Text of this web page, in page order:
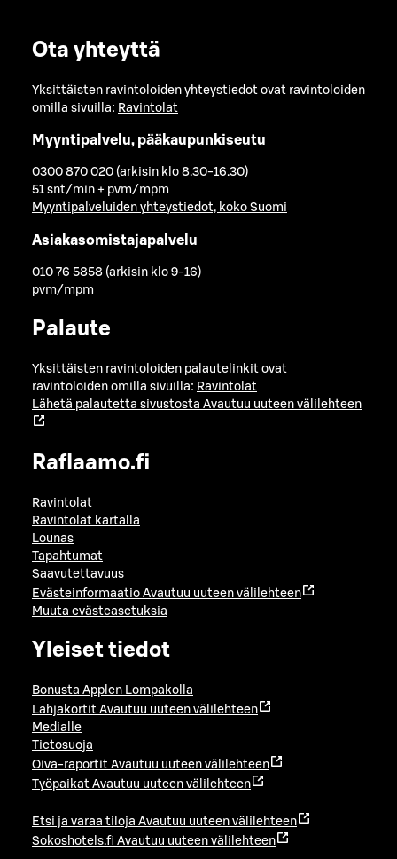
Ota yhteyttä
Yksittäisten ravintoloiden yhteystiedot ovat ravintoloiden
omilla sivuilla: Ravintolat
Myyntipalvelu, pääkaupunkiseutu
0300 870 020 (arkisin klo 8.30-16.30)
51 snt/min + pvm/mpm
Myyntipalveluiden yhteystiedot, koko Suomi
Asiakasomistajapalvelu
010 76 5858 (arkisin klo 9-16)
pvm/mpm
Palaute
Yksittäisten ravintoloiden palautelinkit ovat
ravintoloiden omilla sivuilla: Ravintolat
Lähetä palautetta sivustosta Avautuu uuteen välilehteen
Raflaamo.fi
Ravintolat
Ravintolat kartalla
Lounas
Tapahtumat
Saavutettavuus
Evästeinformaatio Avautuu uuteen välilehteen
Muuta evästeasetuksia
Yleiset tiedot
Bonusta Applen Lompakolla
Lahjakortit Avautuu uuteen välilehteen
Medialle
Tietosuoja
Oiva-raportit Avautuu uuteen välilehteen
Työpaikat Avautuu uuteen välilehteen
Etsi ja varaa tiloja Avautuu uuteen välilehteen
Sokoshotels.fi Avautuu uuteen välilehteen